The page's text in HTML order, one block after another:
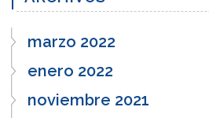
marzo 2022
enero 2022
noviembre 2021